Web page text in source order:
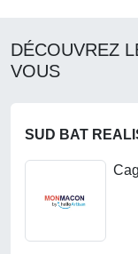
DÉCOUVREZ
VOUS
SUD BAT